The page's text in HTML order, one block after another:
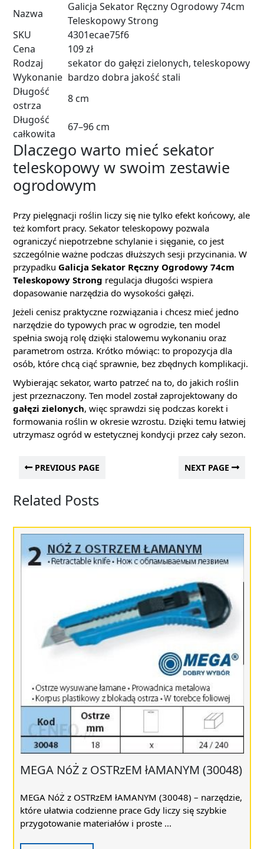
Nazwa
Galicja Sekator Ręczny Ogrodowy 74cm
Teleskopowy Strong
SKU
4301ecae75f6
Cena
109 zł
Rodzaj
sekator do gałęzi zielonych, teleskopowy
Wykonanie bardzo dobra jakość stali
Długość
ostrza
8 cm
Długość
całkowita
67–96 cm
Dlaczego warto mieć sekator
teleskopowy w swoim zestawie
ogrodowym
Przy pielęgnacji roślin liczy się nie tylko efekt końcowy, ale
też komfort pracy. Sekator teleskopowy pozwala
ograniczyć niepotrzebne schylanie i sięganie, co jest
szczególnie ważne podczas dłuższych sesji przycinania. W
przypadku Galicja Sekator Ręczny Ogrodowy 74cm
Teleskopowy Strong regulacja długości wspiera
dopasowanie narzędzia do wysokości gałęzi.
Jeżeli cenisz praktyczne rozwiązania i chcesz mieć jedno
narzędzie do typowych prac w ogrodzie, ten model
spełnia swoją rolę dzięki stalowemu wykonaniu oraz
parametrom ostrza. Krótko mówiąc: to propozycja dla
osób, które chcą ciąć sprawnie, bez zbędnych komplikacji.
Wybierając sekator, warto patrzeć na to, do jakich roślin
jest przeznaczony. Ten model został zaprojektowany do
gałęzi zielonych, więc sprawdzi się podczas korekt i
formowania roślin w okresie wzrostu. Dzięki temu łatwiej
utrzymasz ogród w estetycznej kondycji przez cały sezon.
PREVIOUS PAGE NEXT PAGE
Related Posts
MEGA NóŻ z OSTRzEM łAMANYM (30048)
MEGA NóŻ z OSTRzEM łAMANYM (30048) – narzędzie,
które ułatwia codzienne prace Gdy liczy się szybkie
przygotowanie materiałów i proste ...